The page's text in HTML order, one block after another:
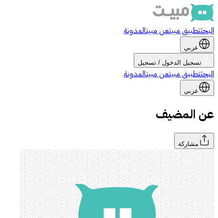
البحثتطبيق مبيتعن مبيتالمدونة
عربي
تسجيل الدخول / تسجيل
البحثتطبيق مبيتعن مبيتالمدونة
عربي
عن المضيف
مشاركة